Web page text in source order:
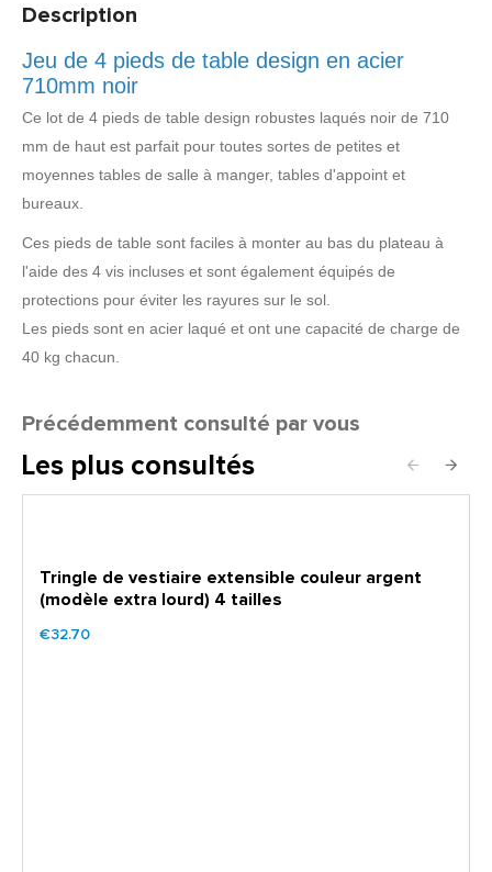
Description
Jeu de 4 pieds de table design en acier
710mm noir
Ce lot de 4 pieds de table design robustes laqués noir de 710
mm de haut est parfait pour toutes sortes de petites et
moyennes tables de salle à manger, tables d'appoint et
bureaux.
Ces pieds de table sont faciles à monter au bas du plateau à
l'aide des 4 vis incluses et sont également équipés de
protections pour éviter les rayures sur le sol.
Les pieds sont en acier laqué et ont une capacité de charge de
40 kg chacun.
Précédemment consulté par vous
Les plus consultés
Tringle de vestiaire extensible couleur argent
(modèle extra lourd) 4 tailles
€32.70